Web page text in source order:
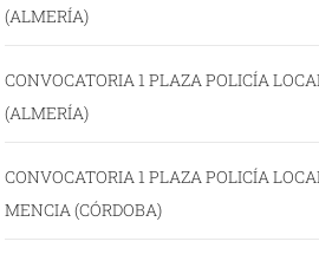
(ALMERÍA)
CONVOCATORIA 1 PLAZA POLICÍA
(ALMERÍA)
CONVOCATORIA 1 PLAZA POLICÍA
MENCIA (CÓRDOBA)